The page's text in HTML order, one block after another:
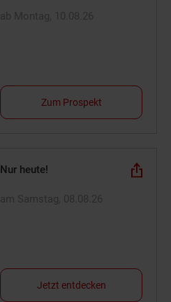
Zum Prospekt
Nur heute!
Jetzt entdecken